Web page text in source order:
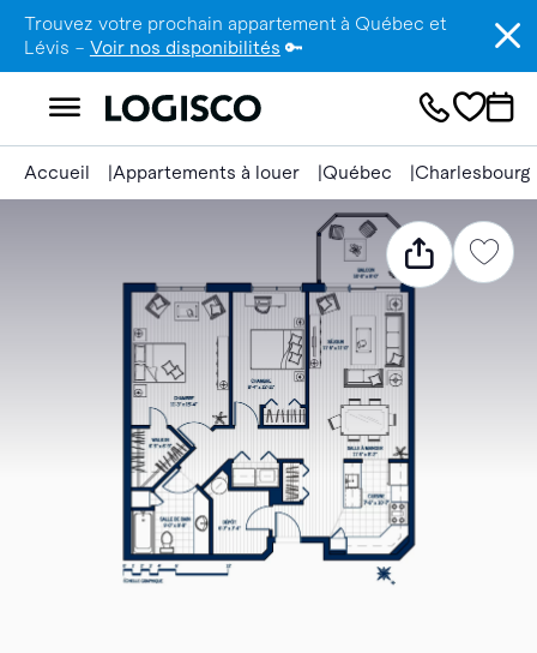
Trouvez votre prochain appartement à Québec et
Lévis – Voir nos disponibilités 🔑
Accueil Appartements à louer Québec Charlesbourg